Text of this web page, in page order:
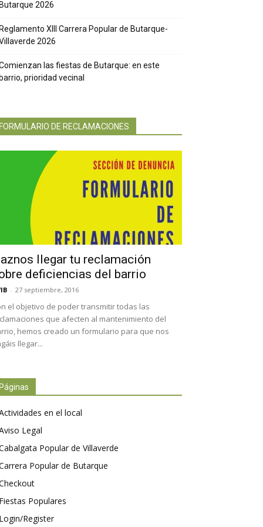
Butarque 2026
Reglamento XIII Carrera Popular de Butarque-
2026
las fiestas de Butarque: en este
barrio, prioridad vecinal
FORMULARIO DE RECLAMACIONES
llegar tu reclamación
deficiencias del barrio
- 27 septiembre, 2016
el objetivo de poder transmitir todas las
que afecten al mantenimiento del
hemos creado un formulario para que nos
llegar...
Páginas
en el local
Legal
Popular de Villaverde
Popular de Butarque
Fiestas Populares
Login/Register